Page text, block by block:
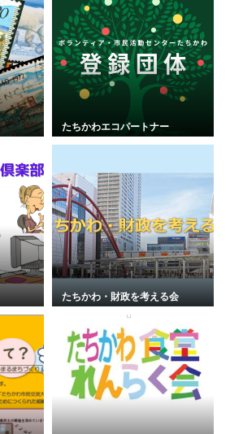
たちかわエコパートナー
たちかわ・財政を考える会